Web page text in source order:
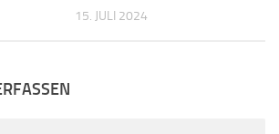
15. JULI 2024